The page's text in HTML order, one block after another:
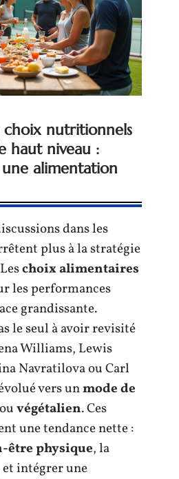
choix nutritionnels
haut niveau :
alimentation
dans les
plus à la stratégie
choix alimentaires
les performances
grandissante.
le seul à avoir revisité
Williams, Lewis
Navratilova ou Carl
vers unmode de
ouvégétalien. Ces
une tendance nette :
être physique, la
et intégrer une